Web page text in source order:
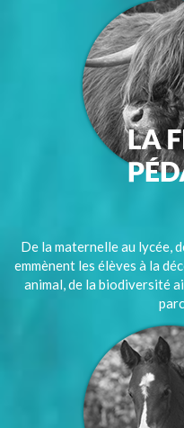
De la maternelle au lycée,
emmènent les élèves à la
animal, de la biodiversité